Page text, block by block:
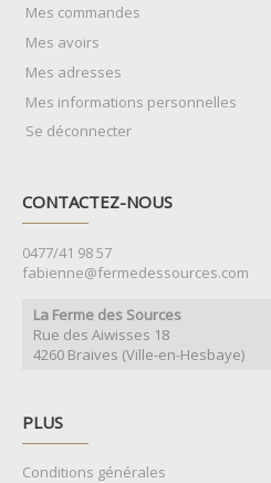
Mes commandes
Mes avoirs
Mes adresses
Mes informations personnelles
Se déconnecter
CONTACTEZ-NOUS
0477/41 98 57
fabienne@fermedessources.com
La Ferme des Sources
Rue des Aiwisses 18
4260 Braives (Ville-en-Hesbaye)
PLUS
Conditions générales